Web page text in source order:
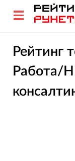
Рейтинг
Работа/